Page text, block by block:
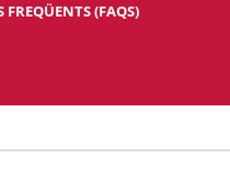
FREQÜENTS (FAQS)